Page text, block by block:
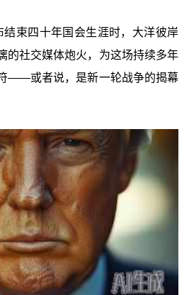
结束四十年国会生涯时，大洋彼岸
的社交媒体炮火，为这场持续多年
——或者说，是新一轮战争的揭幕